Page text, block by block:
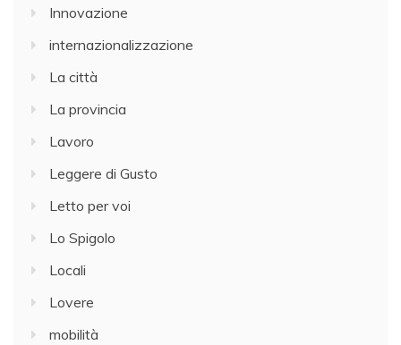
Innovazione
internazionalizzazione
La città
La provincia
Lavoro
Leggere di Gusto
Letto per voi
Lo Spigolo
Locali
Lovere
mobilità